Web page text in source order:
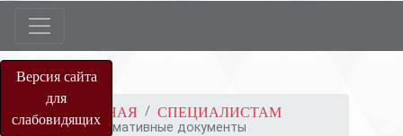
Версия сайта
для
слабовидящихГЛАВНАЯ
СПЕЦИАЛИСТАМ
Нормативные документы